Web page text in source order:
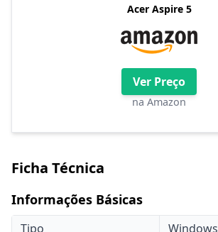
Acer Aspire 5
Ver Preço
na Amazon
Ficha Técnica
Informações Básicas
Tipo
Windows